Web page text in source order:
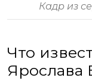
Кадр из
Что
Ярослава